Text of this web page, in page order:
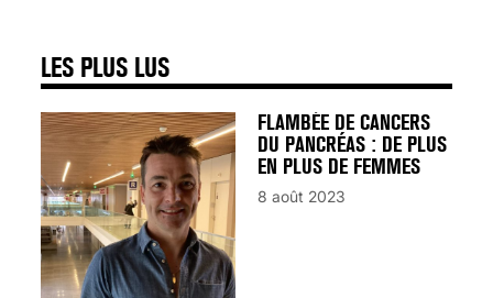
LES PLUS LUS
FLAMBÉE DE CANCERS
DU PANCRÉAS : DE PLUS
EN PLUS DE FEMMES
8 août 2023